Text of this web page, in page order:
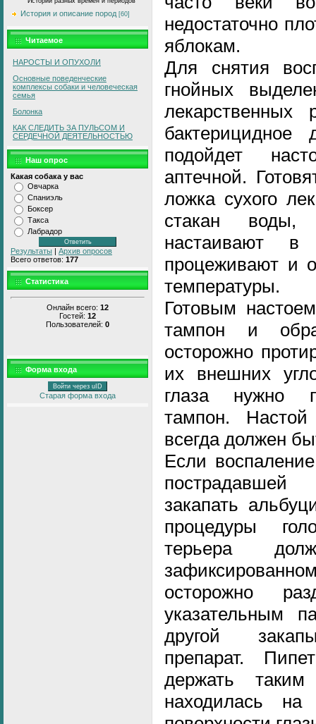
История и описание пород [60]
Читаемое
НАРОСТЫ И ОПУХОЛИ
Основные поведенческие
комплексы собаки и человеческая
семья
Болонка
КАК СЛЕДИТЬ ЗА ПУЛЬСОМ И
СЕРДЕЧНОЙ ДЕЯТЕЛЬНОСТЬЮ
Наш опрос
Какая собака у вас
Овчарка
Спаниэль
Боксер
Такса
Лабрадор
Результаты | Архив опросов
Всего ответов: 177
Статистика
Онлайн всего: 12
Гостей: 12
Пользователей: 0
Форма входа
Войти через uID
Старая форма входа
недостаточно
яблокам.
Для снятия
гнойных
лекарственных
бактерицидное
подойдет
аптечной.
ложка сухого
стакан воды,
настаивают
процеживают и
температуры.
Готовым
тампон и
осторожно
их внешних
глаза нужно
тампон.
всегда должен
Если
закапать
процедуры
терьера
осторожно
указательным
другой
препарат.
держать
находилась